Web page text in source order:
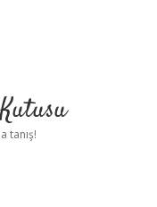
tanış!